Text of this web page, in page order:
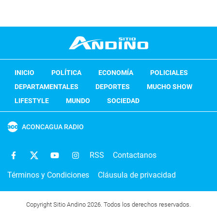
INICIO POLÍTICA ECONOMÍA
POLICIALES
DEPARTAMENTALES
DEPORTES
MUCHO SHOW
LIFESTYLE
MUNDO SOCIEDAD
ACONCAGUA RADIO
RSS Contactanos
Términos y Condiciones Cláusula de privacidad
Copyright Sitio Andino 2026. Todos los derechos reservados.